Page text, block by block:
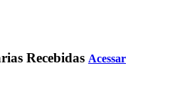
Recebidas Acessar